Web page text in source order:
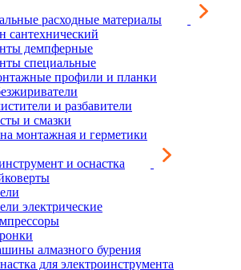
расходные материалы
сантехнический
демпферные
специальные
профили и планки
и разбавители
и смазки
монтажная и герметики
и оснастка
электрические
алмазного бурения
для электроинструмента